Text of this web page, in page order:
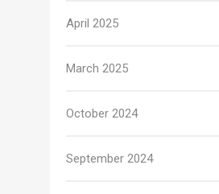
April 2025
March 2025
October 2024
September 2024